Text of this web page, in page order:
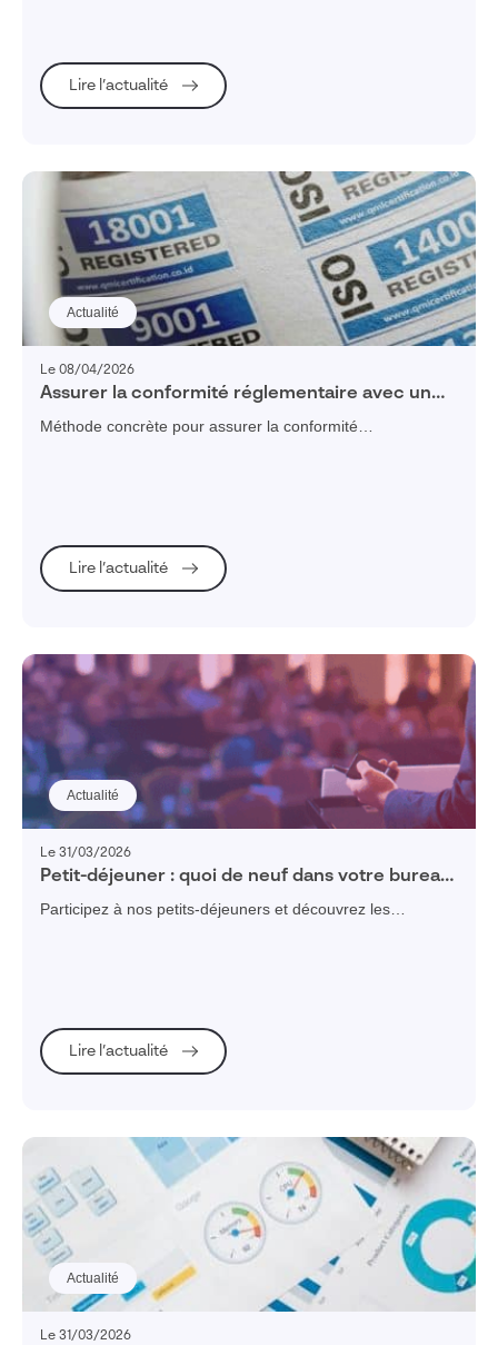
Lire l’actualité
Actualité
Le 08/04/2026
Assurer la conformité réglementaire avec un
logiciel de gestion de la qualité
Méthode concrète pour assurer la conformité
Lire l’actualité
Actualité
Le 31/03/2026
Petit-déjeuner : quoi de neuf dans votre bureau
d’études ?
Participez à nos petits-déjeuners et découvrez les
Lire l’actualité
Actualité
Le 31/03/2026